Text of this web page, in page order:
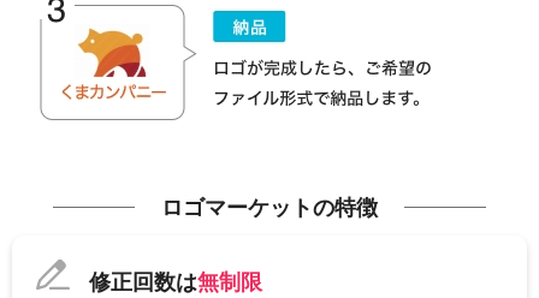
ロゴマーケットの特徴
修正回数は無制限